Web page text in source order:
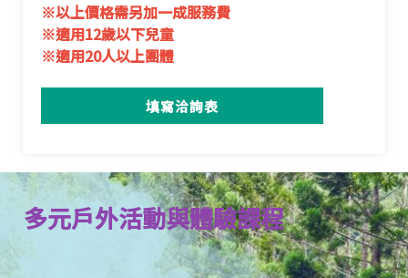
※以上價格需另加一成服務費
※適用12歲以下兒童
※適用20人以上團體
填寫洽詢表
多元戶外活動與體驗課程